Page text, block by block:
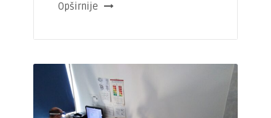
Opširnije